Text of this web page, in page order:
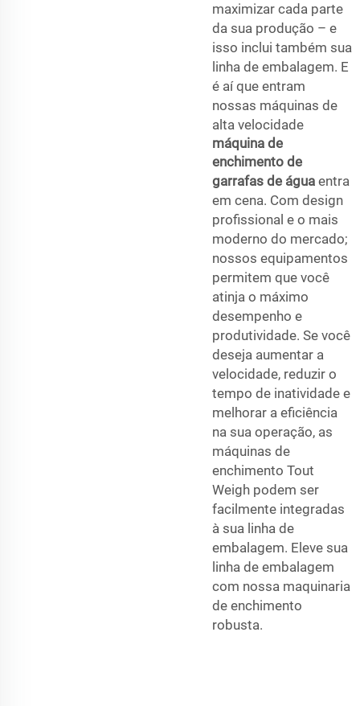
maximizar cada parte
da sua produção – e
isso inclui também sua
linha de embalagem. E
é aí que entram
nossas máquinas de
alta velocidade
máquina de
enchimento de
garrafas de água entra
em cena. Com design
profissional e o mais
moderno do mercado;
nossos equipamentos
permitem que você
atinja o máximo
desempenho e
produtividade. Se você
deseja aumentar a
velocidade, reduzir o
tempo de inatividade e
melhorar a eficiência
na sua operação, as
máquinas de
enchimento Tout
Weigh podem ser
facilmente integradas
à sua linha de
embalagem. Eleve sua
linha de embalagem
com nossa maquinaria
de enchimento
robusta.